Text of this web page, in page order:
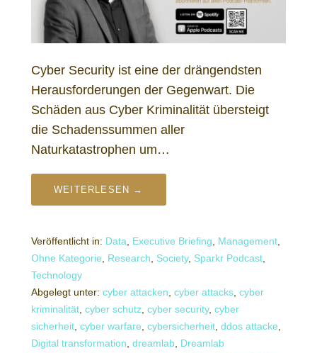
Cyber Security ist eine der drängendsten
Herausforderungen der Gegenwart. Die
Schäden aus Cyber Kriminalität übersteigt
die Schadenssummen aller
Naturkatastrophen um…
WEITERLESEN →
Veröffentlicht in: Data Executive Briefing Management
Ohne Kategorie
Research Society, Sparkr Podcast
Technology
Abgelegt unter: cyber attacken cyber attacks cyber
kriminalität cyber schutz cyber security, cyber
sicherheit cyber warfare cybersicherheit ddos attacke
Digital transformation dreamlab Dreamlab